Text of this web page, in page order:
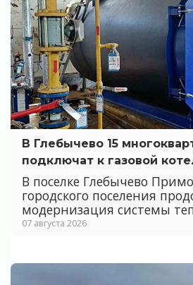
В Глебычево 15
подключат к газовой
В поселке Глебычево
городского поселения
модернизация системы
07 августа 2026